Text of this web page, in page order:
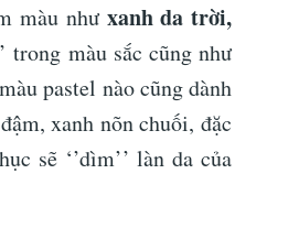
màu như xanh da trời,
trong màu sắc cũng như
pastel nào cũng dành
xanh nõn chuối, đặc
sẽ ‘’dìm’’ làn da của